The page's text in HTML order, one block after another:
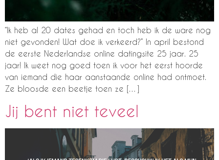
“Ik heb al 20 dates gehad en toch heb ik de ware nog
niet gevonden! Wat doe ik verkeerd?” In april bestond
de eerste Nederlandse online datingsite 25 jaar. 25
jaar! Ik weet nog goed toen ik voor het eerst hoorde
van iemand die haar aanstaande online had ontmoet.
Ze bloosde een beetje toen ze […]
Jij bent niet teveel